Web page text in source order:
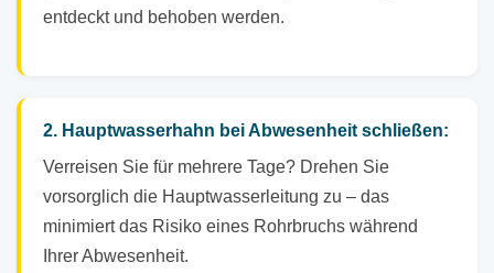
entdeckt und behoben werden.
2. Hauptwasserhahn bei Abwesenheit schließen:
Verreisen Sie für mehrere Tage? Drehen Sie
vorsorglich die Hauptwasserleitung zu – das
minimiert das Risiko eines Rohrbruchs während
Ihrer Abwesenheit.